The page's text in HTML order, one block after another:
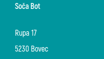
Rupa 17
5230 Bovec
Soča Bot